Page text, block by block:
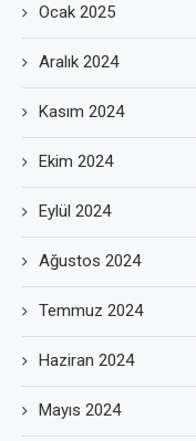
Ocak 2025
Aralık 2024
Kasım 2024
Ekim 2024
Eylül 2024
Ağustos 2024
Temmuz 2024
Haziran 2024
Mayıs 2024